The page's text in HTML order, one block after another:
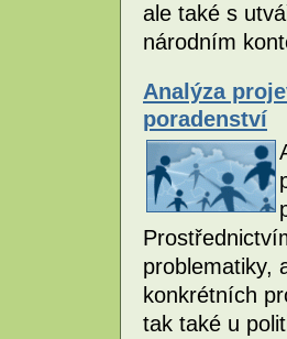
ale také s
národním
Analýza
poradenství
problematiky,
konkrétních
tak také u